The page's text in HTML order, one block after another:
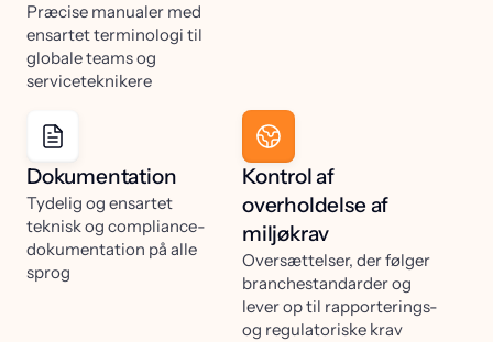
Præcise manualer med
ensartet terminologi til
globale teams og
serviceteknikere
Dokumentation
Tydelig og ensartet
teknisk og compliance-
dokumentation på alle
sprog
Kontrol af
overholdelse af
miljøkrav
Oversættelser, der følger
branchestandarder og
lever op til rapporterings-
og regulatoriske krav